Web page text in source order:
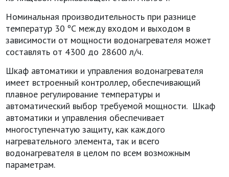
Номинальная производительность при разнице
температур 30 ºС между входом и выходом в
зависимости от мощности водонагревателя может
составлять от 4300 до 28600 л/ч.
Шкаф автоматики и управления водонагревателя
имеет встроенный контроллер, обеспечивающий
плавное регулирование температуры и
автоматический выбор требуемой мощности. Шкаф
автоматики и управления обеспечивает
многоступенчатую защиту, как каждого
нагревательного элемента, так и всего
водонагревателя в целом по всем возможным
параметрам.